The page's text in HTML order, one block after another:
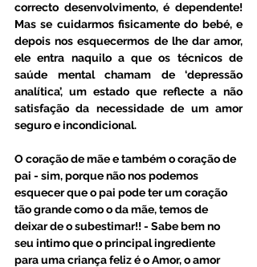
correcto desenvolvimento, é dependente!
Mas se cuidarmos fisicamente do bebé, e
depois nos esquecermos de lhe dar amor,
ele entra naquilo a que os técnicos de
saúde mental chamam de ‘depressão
analítica’, um estado que reflecte a não
satisfação da necessidade de um amor
seguro e incondicional.
O coração de mãe e também o coração de
pai - sim, porque não nos podemos
esquecer que o pai pode ter um coração
tão grande como o da mãe, temos de
deixar de o subestimar!! - Sabe bem no
seu intimo que o principal ingrediente
para uma criança feliz é o Amor, o amor